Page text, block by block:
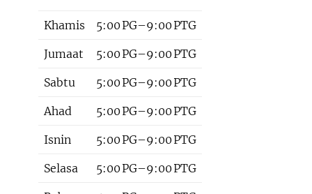
Khamis 5:00 PG–9:00 PTG
Jumaat 5:00 PG–9:00 PTG
Sabtu 5:00 PG–9:00 PTG
Ahad 5:00 PG–9:00 PTG
Isnin 5:00 PG–9:00 PTG
Selasa 5:00 PG–9:00 PTG